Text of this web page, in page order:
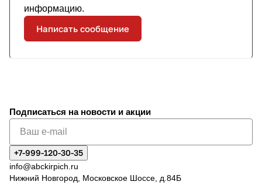
информацию.
Написать сообщение
Подписаться на новости и акции
+7-999-120-30-35
info@abckirpich.ru
Нижний Новгород, Московское Шоссе, д.84Б